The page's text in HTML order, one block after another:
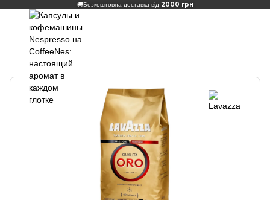
🚚Безкоштовна доставка від 2000 грн